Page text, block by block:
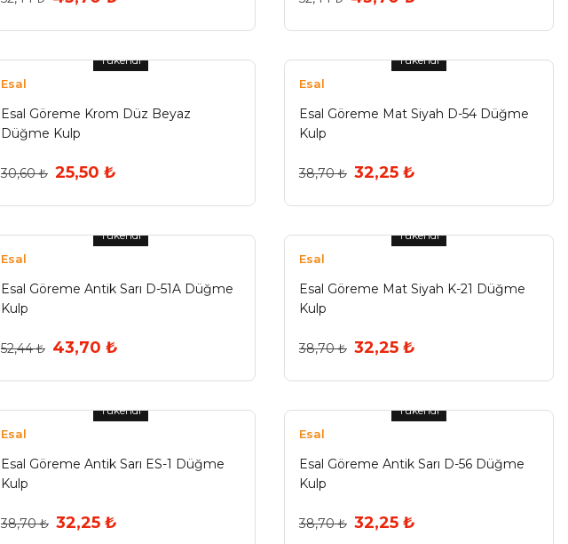
Tükendi
Esal
Esal Göreme Krom Düz Beyaz
Düğme Kulp
30,60 ₺ 25,50 ₺
Tükendi
Esal
Esal Göreme Mat Siyah D-54 Düğme
Kulp
38,70 ₺ 32,25 ₺
Tükendi
Esal
Esal Göreme Antik Sarı D-51A Düğme
Kulp
52,44 ₺ 43,70 ₺
Tükendi
Esal
Esal Göreme Mat Siyah K-21 Düğme
Kulp
38,70 ₺ 32,25 ₺
Tükendi
Esal
Esal Göreme Antik Sarı ES-1 Düğme
Kulp
38,70 ₺ 32,25 ₺
Tükendi
Esal
Esal Göreme Antik Sarı D-56 Düğme
Kulp
38,70 ₺ 32,25 ₺